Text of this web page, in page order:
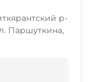
р-
Паршуткина,